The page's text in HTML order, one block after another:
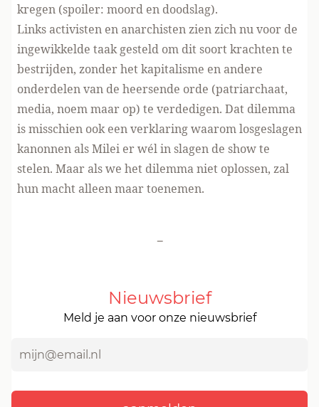
kregen (spoiler: moord en doodslag).
Links activisten en anarchisten zien zich nu voor de
ingewikkelde taak gesteld om dit soort krachten te
bestrijden, zonder het kapitalisme en andere
onderdelen van de heersende orde (patriarchaat,
media, noem maar op) te verdedigen. Dat dilemma
is misschien ook een verklaring waarom losgeslagen
kanonnen als Milei er wél in slagen de show te
stelen. Maar als we het dilemma niet oplossen, zal
hun macht alleen maar toenemen.
-
Nieuwsbrief
Meld je aan voor onze nieuwsbrief